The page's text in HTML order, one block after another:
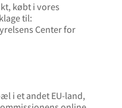
købt i vores
til:
Center for
i et andet EU-land,